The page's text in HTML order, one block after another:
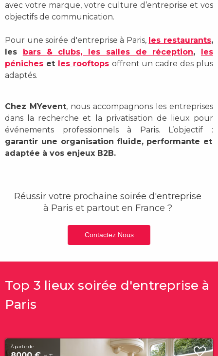
avec votre marque, votre culture d’entreprise et vos
objectifs de communication.
Pour une soirée d'entreprise à Paris, les restaurants,
les bars & clubs, les salles de réception, les
péniches et les rooftops offrent un cadre des plus
adaptés.
Chez MYevent, nous accompagnons les entreprises
dans la recherche et la privatisation de lieux pour
événements professionnels à Paris. L’objectif :
garantir une organisation fluide, performante et
adaptée à vos enjeux B2B.
Réussir votre prochaine soirée d'entreprise
à Paris et partout en France ?
Contactez Nous
Top 3 lieux soirée d'entreprise à
Paris
À partir de